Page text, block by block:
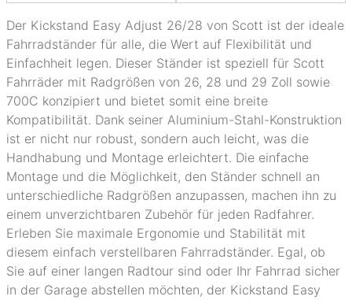
Der Kickstand Easy Adjust 26/28 von Scott ist der ideale
Fahrradständer für alle, die Wert auf Flexibilität und
Einfachheit legen. Dieser Ständer ist speziell für Scott
Fahrräder mit Radgrößen von 26, 28 und 29 Zoll sowie
700C konzipiert und bietet somit eine breite
Kompatibilität. Dank seiner Aluminium-Stahl-Konstruktion
ist er nicht nur robust, sondern auch leicht, was die
Handhabung und Montage erleichtert. Die einfache
Montage und die Möglichkeit, den Ständer schnell an
unterschiedliche Radgrößen anzupassen, machen ihn zu
einem unverzichtbaren Zubehör für jeden Radfahrer.
Erleben Sie maximale Ergonomie und Stabilität mit
diesem einfach verstellbaren Fahrradständer. Egal, ob
Sie auf einer langen Radtour sind oder Ihr Fahrrad sicher
in der Garage abstellen möchten, der Kickstand Easy